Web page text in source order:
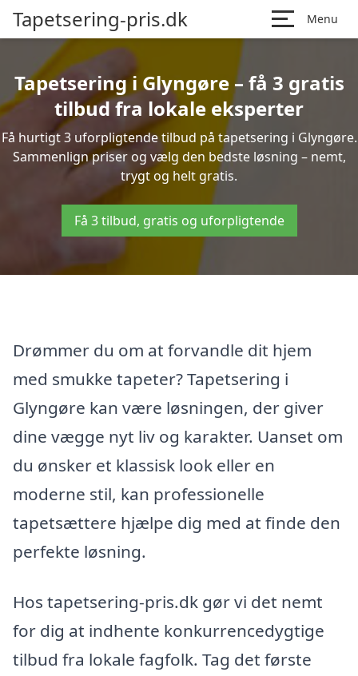
Tapetsering-pris.dk Menu
Tapetsering i Glyngøre – få 3 gratis
tilbud fra lokale eksperter
Få hurtigt 3 uforpligtende tilbud på tapetsering i Glyngøre.
Sammenlign priser og vælg den bedste løsning – nemt,
trygt og helt gratis.
Få 3 tilbud, gratis og uforpligtende
Drømmer du om at forvandle dit hjem
med smukke tapeter? Tapetsering i
Glyngøre kan være løsningen, der giver
dine vægge nyt liv og karakter. Uanset om
du ønsker et klassisk look eller en
moderne stil, kan professionelle
tapetsættere hjælpe dig med at finde den
perfekte løsning.
Hos tapetsering-pris.dk gør vi det nemt
for dig at indhente konkurrencedygtige
tilbud fra lokale fagfolk. Tag det første